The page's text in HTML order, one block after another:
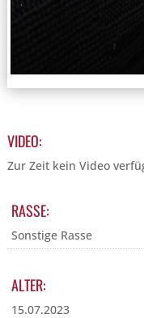
VIDEO:
Zur Zeit kein Video
RASSE:
Sonstige Rasse
ALTER:
15.07.2023